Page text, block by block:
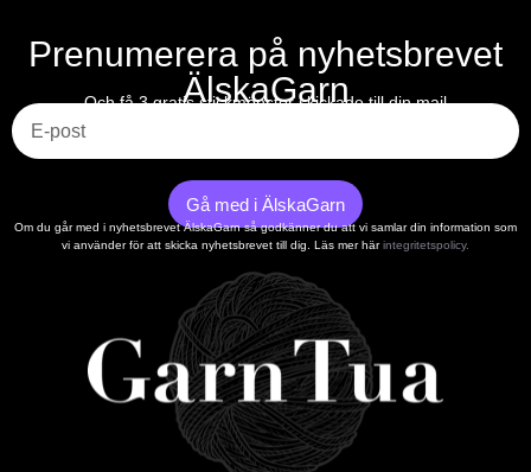
Prenumerera på nyhetsbrevet
ÄlskaGarn
Och få 3 gratis stickmönster skickade till din mail
Gå med i ÄlskaGarn
Om du går med i nyhetsbrevet ÄlskaGarn så godkänner du att vi samlar din information som
vi använder för att skicka nyhetsbrevet till dig. Läs mer härintegritetspolicy.